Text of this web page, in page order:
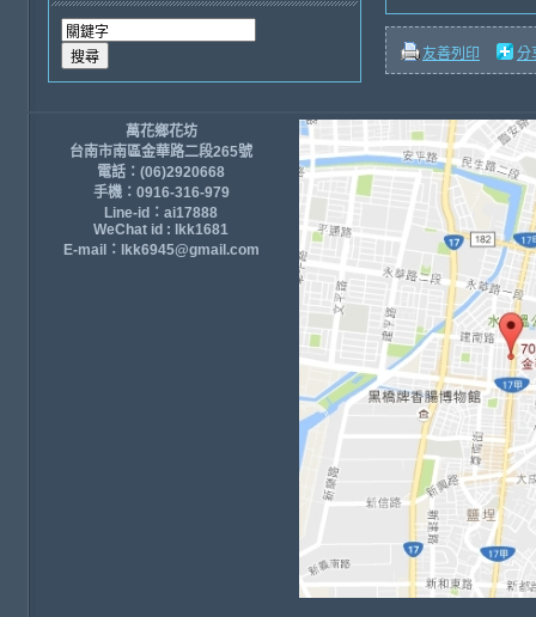
友善列印 分
萬花鄉花坊
台南市南區金華路二段265號
電話：(06)2920668
手機：0916-316-979
Line-id：ai17888
WeChat id : lkk1681
E-mail：lkk6945@gmail.com